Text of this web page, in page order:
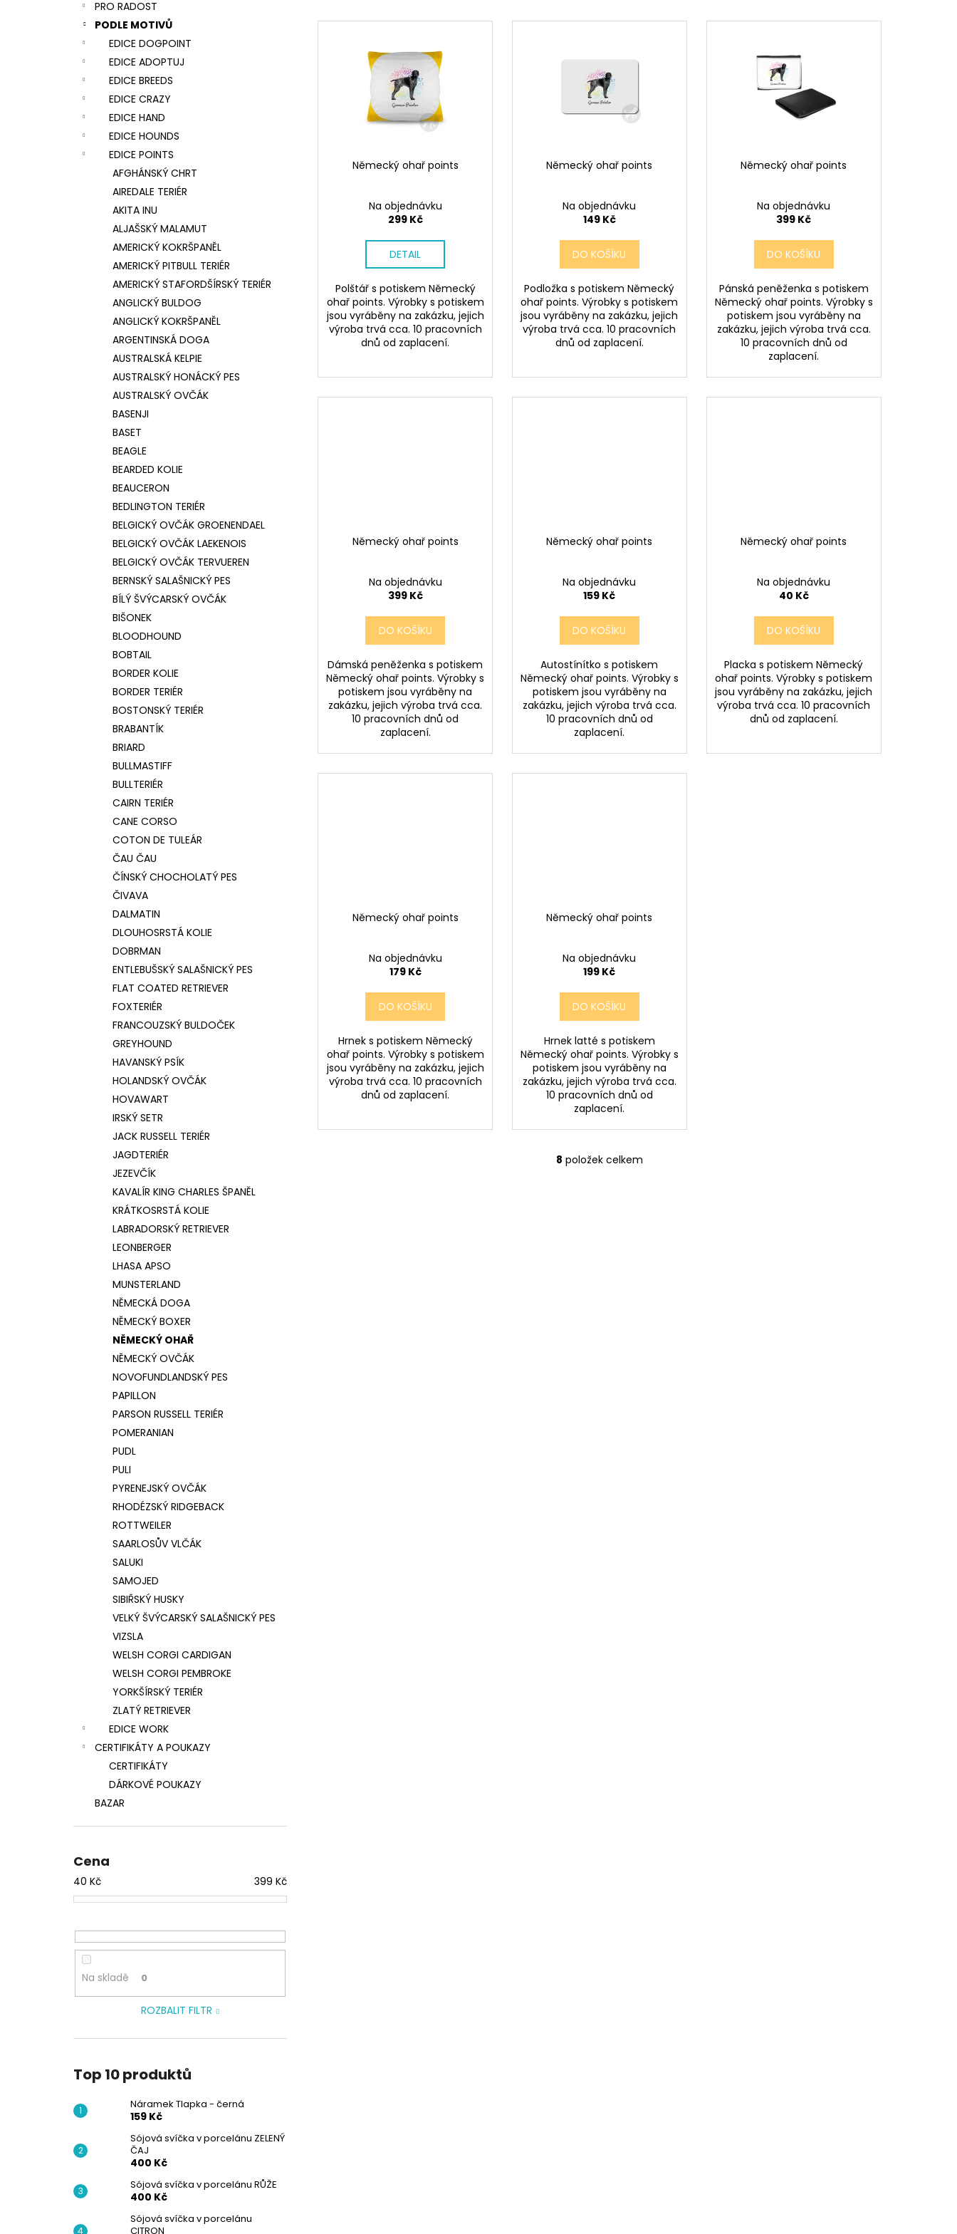
PRO RADOST
PODLE MOTIVŮ
EDICE DOGPOINT
EDICE ADOPTUJ
EDICE BREEDS
EDICE CRAZY
EDICE HAND
EDICE HOUNDS
EDICE POINTS
AFGHÁNSKÝ CHRT
AIREDALE TERIÉR
AKITA INU
ALJAŠSKÝ MALAMUT
AMERICKÝ KOKRŠPANĚL
AMERICKÝ PITBULL TERIÉR
AMERICKÝ STAFORDŠÍRSKÝ TERIÉR
ANGLICKÝ BULDOG
ANGLICKÝ KOKRŠPANĚL
ARGENTINSKÁ DOGA
AUSTRALSKÁ KELPIE
AUSTRALSKÝ HONÁCKÝ PES
AUSTRALSKÝ OVČÁK
BASENJI
BASET
BEAGLE
BEARDED KOLIE
BEAUCERON
BEDLINGTON TERIÉR
BELGICKÝ OVČÁK GROENENDAEL
BELGICKÝ OVČÁK LAEKENOIS
BELGICKÝ OVČÁK TERVUEREN
BERNSKÝ SALAŠNICKÝ PES
BÍLÝ ŠVÝCARSKÝ OVČÁK
BIŠONEK
BLOODHOUND
BOBTAIL
BORDER KOLIE
BORDER TERIÉR
BOSTONSKÝ TERIÉR
BRABANTÍK
BRIARD
BULLMASTIFF
BULLTERIÉR
CAIRN TERIÉR
CANE CORSO
COTON DE TULEÁR
ČAU ČAU
ČÍNSKÝ CHOCHOLATÝ PES
ČIVAVA
DALMATIN
DLOUHOSRSTÁ KOLIE
DOBRMAN
ENTLEBUŠSKÝ SALAŠNICKÝ PES
FLAT COATED RETRIEVER
FOXTERIÉR
FRANCOUZSKÝ BULDOČEK
GREYHOUND
HAVANSKÝ PSÍK
HOLANDSKÝ OVČÁK
HOVAWART
IRSKÝ SETR
JACK RUSSELL TERIÉR
JAGDTERIÉR
JEZEVČÍK
KAVALÍR KING CHARLES ŠPANĚL
KRÁTKOSRSTÁ KOLIE
LABRADORSKÝ RETRIEVER
LEONBERGER
LHASA APSO
MUNSTERLAND
NĚMECKÁ DOGA
NĚMECKÝ BOXER
NĚMECKÝ OHAŘ
NĚMECKÝ OVČÁK
NOVOFUNDLANDSKÝ PES
PAPILLON
PARSON RUSSELL TERIÉR
POMERANIAN
PUDL
PULI
PYRENEJSKÝ OVČÁK
RHODÉZSKÝ RIDGEBACK
ROTTWEILER
SAARLOSŮV VLČÁK
SALUKI
SAMOJED
SIBIŘSKÝ HUSKY
VELKÝ ŠVÝCARSKÝ SALAŠNICKÝ PES
VIZSLA
WELSH CORGI CARDIGAN
WELSH CORGI PEMBROKE
YORKŠÍRSKÝ TERIÉR
ZLATÝ RETRIEVER
EDICE WORK
CERTIFIKÁTY A POUKAZY
CERTIFIKÁTY
DÁRKOVÉ POUKAZY
BAZAR
Cena
40 Kč 399 Kč
Na skladě 0
ROZBALIT FILTR
Top 10 produktů
Náramek Tlapka - černá
159 Kč
Sójová svíčka v porcelánu ZELENÝ
ČAJ
400 Kč
Sójová svíčka v porcelánu RŮŽE
400 Kč
Sójová svíčka v porcelánu
CITRON
V
Německý ohař points
Na objednávku
299 Kč
DETAIL
Polštář s potiskem Německý
ohař points. Výrobky s potiskem
jsou vyráběny na zakázku, jejich
výroba trvá cca. 10 pracovních
dnů od zaplacení.
Německý ohař points
Na objednávku
149 Kč
DO KOŠÍKU
Podložka s potiskem Německý
ohař points. Výrobky s potiskem
jsou vyráběny na zakázku, jejich
výroba trvá cca. 10 pracovních
dnů od zaplacení.
Německý ohař points
Na objednávku
399 Kč
DO KOŠÍKU
Pánská peněženka s potiskem
Německý ohař points. Výrobky s
potiskem jsou vyráběny na
zakázku, jejich výroba trvá cca.
10 pracovních dnů od
zaplacení.
Německý ohař points
Na objednávku
399 Kč
DO KOŠÍKU
Dámská peněženka s potiskem
Německý ohař points. Výrobky s
potiskem jsou vyráběny na
zakázku, jejich výroba trvá cca.
10 pracovních dnů od
zaplacení.
Německý ohař points
Na objednávku
159 Kč
DO KOŠÍKU
Autostínítko s potiskem
Německý ohař points. Výrobky s
potiskem jsou vyráběny na
zakázku, jejich výroba trvá cca.
10 pracovních dnů od
zaplacení.
Německý ohař points
Na objednávku
40 Kč
DO KOŠÍKU
Placka s potiskem Německý
ohař points. Výrobky s potiskem
jsou vyráběny na zakázku, jejich
výroba trvá cca. 10 pracovních
dnů od zaplacení.
Německý ohař points
Na objednávku
179 Kč
DO KOŠÍKU
Hrnek s potiskem Německý
ohař points. Výrobky s potiskem
jsou vyráběny na zakázku, jejich
výroba trvá cca. 10 pracovních
dnů od zaplacení.
Německý ohař points
Na objednávku
199 Kč
DO KOŠÍKU
Hrnek latté s potiskem
Německý ohař points. Výrobky s
potiskem jsou vyráběny na
zakázku, jejich výroba trvá cca.
10 pracovních dnů od
zaplacení.
O
8 položek celkem
NÁRAMEK TLAPKA - ČERNÁ
159 Kč
400 Kč